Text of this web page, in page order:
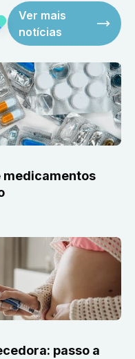
Ver mais
notícias
medicamentos
passo a